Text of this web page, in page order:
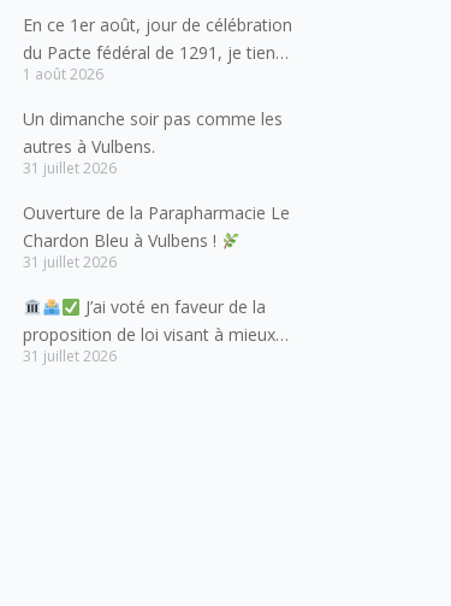
En ce 1er août, jour de célébration
du Pacte fédéral de 1291, je tiens
à adresser mes meilleures
salutations à nos voisins et amis
suisses, et plus particulièrement
aux habitants du bassin genevois
lesquels la Haute-Savoie
entretient des liens étroits et
quotidiens.
1 août 2026
Un dimanche soir pas comme les
autres à Vulbens.
31 juillet 2026
Ouverture de la Parapharmacie Le
Chardon Bleu à Vulbens !
31 juillet 2026
J’ai voté en faveur de la
proposition de loi visant à mieux
protéger les mineurs des risques
31 juillet 2026